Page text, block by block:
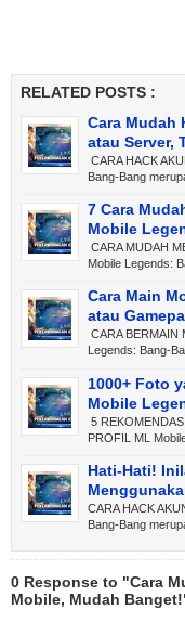
RELATED POSTS :
Cara Mudah
atau Server,
CARA HACK
Bang-Bang
7 Cara
Mobile
CARA MUDAH
Mobile Legends:
Cara Main
atau
CARA BERMAIN
Legends: Bang-
1000+ Foto
Mobile
5
PROFIL ML
Hati-Hati!
CARA HACK
Bang-Bang
0 Response to "Cara
Mobile, Mudah